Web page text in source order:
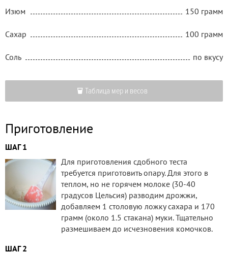
Изюм 150 грамм
Сахар 100 грамм
Соль по вкусу
Таблица мер и весов
Приготовление
ШАГ 1
Для приготовления сдобного теста
требуется приготовить опару. Для этого в
теплом, но не горячем молоке (30-40
градусов Цельсия) разводим дрожжи,
добавляем 1 столовую ложку сахара и 170
грамм (около 1.5 стакана) муки. Тщательно
размешиваем до исчезновения комочков.
ШАГ 2